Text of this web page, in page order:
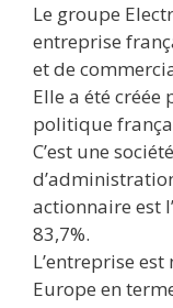
Le groupe
entreprise
et de
Elle a été
politique
C’est une
actionnaire est
83,7%.
L’entreprise
Europe en